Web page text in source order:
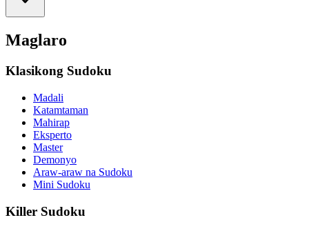
Maglaro
Klasikong Sudoku
Madali
Katamtaman
Mahirap
Eksperto
Master
Demonyo
Araw-araw na Sudoku
Mini Sudoku
Killer Sudoku